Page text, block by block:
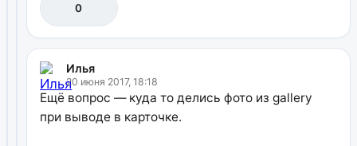
0
Илья
20 июня 2017, 18:18
Ещё вопрос — куда то делись фото из gallery
при выводе в карточке.